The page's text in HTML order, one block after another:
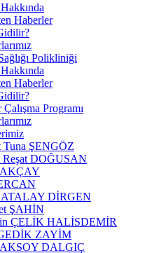
Haberler
Polikliniği
Haberler
Programı
Tuna ŞENGÖZ
Reşat DOĞUSAN
AKÇAY
ATALAY DİRGEN
ŞAHİN
ÇELİK HALİSDEMİR
ZAYİM
AKSOY DALGIÇ